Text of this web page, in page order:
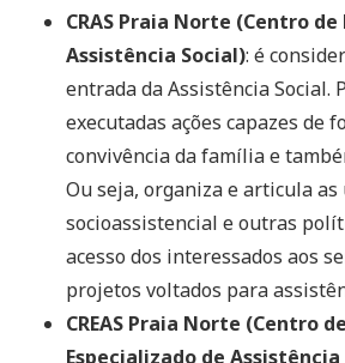
CRAS Praia Norte (Centro
Assistência Social): é
entrada da Assistência Social.
executadas ações capazes de
convivência da família e
Ou seja, organiza e articula as
socioassistencial e outras
acesso dos interessados aos
projetos voltados para
CREAS Praia Norte (Centro
Especializado de Assistência